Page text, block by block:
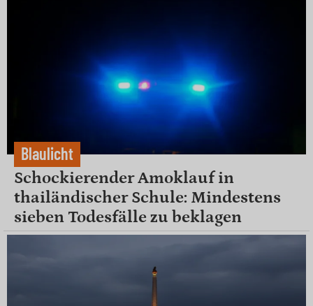
Blaulicht
Schockierender Amoklauf in
thailändischer Schule: Mindestens
sieben Todesfälle zu beklagen